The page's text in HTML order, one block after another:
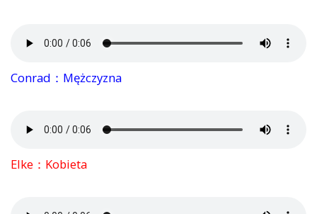
Conrad：Mężczyzna
Elke：Kobieta